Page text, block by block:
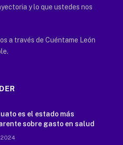
y lo que ustedes nos
a través de Cuéntame León
es el estado más
sobre gasto en salud